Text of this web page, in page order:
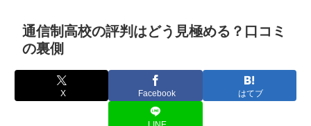
通信制高校の評判はどう見極める？口コミ
の裏側
X Facebook はてブ